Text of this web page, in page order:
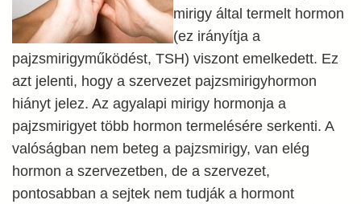
mirigy által termelt hormon
(ez irányítja a
pajzsmirigyműködést, TSH) viszont emelkedett. Ez
azt jelenti, hogy a szervezet pajzsmirigyhormon
hiányt jelez. Az agyalapi mirigy hormonja a
pajzsmirigyet több hormon termelésére serkenti. A
valóságban nem beteg a pajzsmirigy, van elég
hormon a szervezetben, de a szervezet,
pontosabban a sejtek nem tudják a hormont